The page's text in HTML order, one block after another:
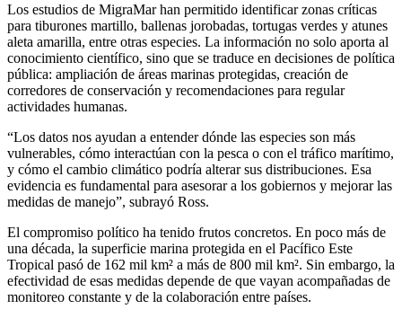
Los estudios de MigraMar han permitido identificar zonas críticas
para tiburones martillo, ballenas jorobadas, tortugas verdes y atunes
aleta amarilla, entre otras especies. La información no solo aporta al
conocimiento científico, sino que se traduce en decisiones de política
pública: ampliación de áreas marinas protegidas, creación de
corredores de conservación y recomendaciones para regular
actividades humanas.
“Los datos nos ayudan a entender dónde las especies son más
vulnerables, cómo interactúan con la pesca o con el tráfico marítimo,
y cómo el cambio climático podría alterar sus distribuciones. Esa
evidencia es fundamental para asesorar a los gobiernos y mejorar las
medidas de manejo”, subrayó Ross.
El compromiso político ha tenido frutos concretos. En poco más de
una década, la superficie marina protegida en el Pacífico Este
Tropical pasó de 162 mil km² a más de 800 mil km². Sin embargo, la
efectividad de esas medidas depende de que vayan acompañadas de
monitoreo constante y de la colaboración entre países.